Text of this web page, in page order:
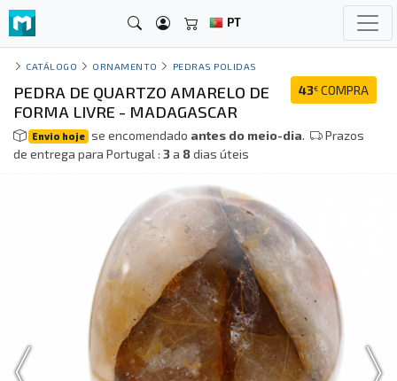
PT
CATÁLOGO ORNAMENTO PEDRAS POLIDAS
43€ COMPRA
PEDRA DE QUARTZO AMARELO DE
FORMA LIVRE - MADAGASCAR
Envio hoje se encomendado antes do meio-dia.
Prazos
de entrega para Portugal : 3a 8dias úteis